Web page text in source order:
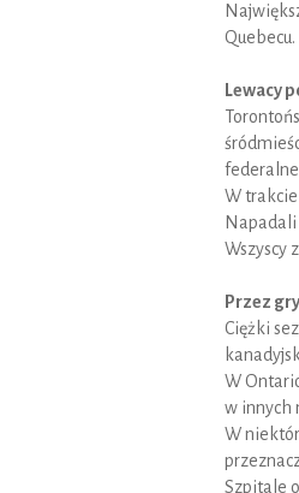
Quebecu.
Lewacy
W trakcie
Wszyscy
Przez
Ciężki
W
w innych
W
Szpitale